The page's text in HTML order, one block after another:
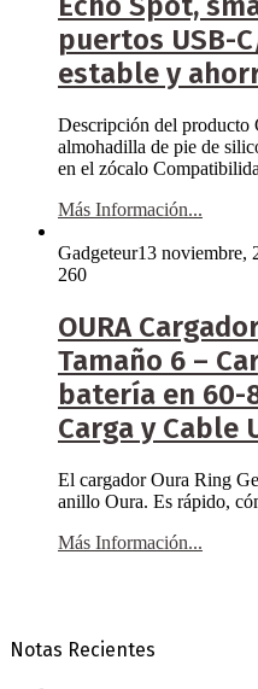
puertos USB-
estable y
Descripción del producto
almohadilla de pie de
en el zócalo
Más Información...
Gadgeteur13 noviembre,
260
OURA
Tamaño 6 –
batería en 60-
Carga y Cable
El cargador Oura Ring
anillo Oura. Es rápido,
Más Información...
Notas Recientes